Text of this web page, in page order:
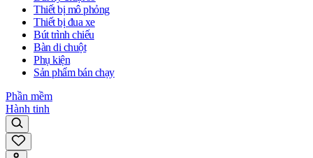
Thiết bị mô phỏng
Thiết bị đua xe
Bút trình chiếu
Bàn di chuột
Phụ kiện
Sản phẩm bán chạy
Phần mềm
Hành tinh